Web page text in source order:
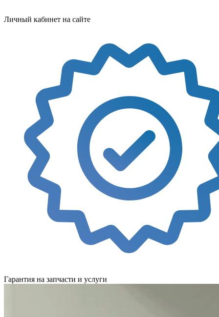
Личный кабинет на сайте
Гарантия на запчасти и услуги